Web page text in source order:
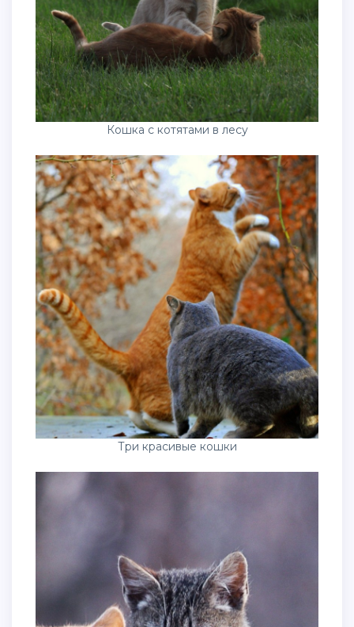
Кошка с котятами в лесу
Три красивые кошки